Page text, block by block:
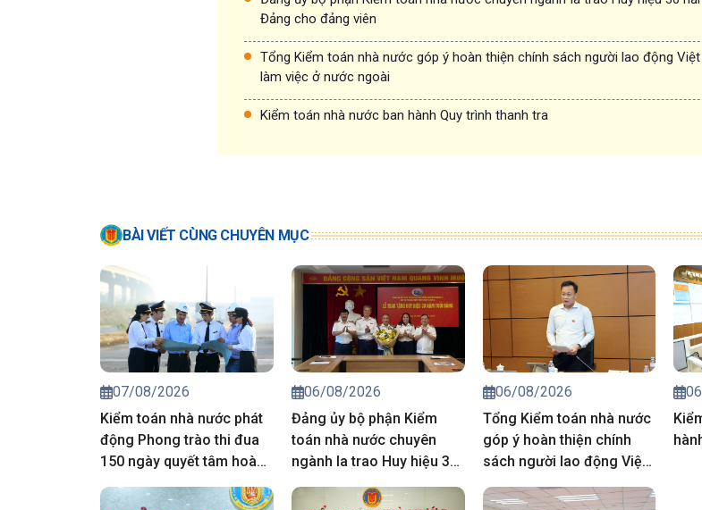
Đảng cho đảng viên
Tổng Kiểm toán nhà nước góp ý hoàn thiện chính sách người lao động
làm việc ở nước ngoài
Kiểm toán nhà nước ban hành Quy trình thanh tra
BÀI VIẾT CÙNG CHUYÊN MỤC
07/08/2026
Kiểm toán nhà nước phát
động Phong trào thi đua
150 ngày quyết tâm hoàn
thành toàn diện nhiệm vụ
chính trị 6 tháng cuối năm
06/08/2026
Đảng ủy bộ phận Kiểm
toán nhà nước chuyên
ngành Ia trao Huy hiệu 30
năm tuổi Đảng cho đảng
06/08/2026
Tổng Kiểm toán nhà nước
góp ý hoàn thiện chính
sách người lao động Việt
Nam đi làm việc ở nước
ngoài